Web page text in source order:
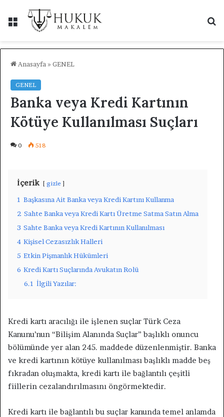
Menü
...
Anasayfa » GENEL
GENEL
Banka veya Kredi Kartının
Kötüye Kullanılması Suçları
0 518
İçerik gizle
1 Başkasına Ait Banka veya Kredi Kartını Kullanma
2 Sahte Banka veya Kredi Kartı Üretme Satma Satın Alma
3 Sahte Banka veya Kredi Kartının Kullanılması
4 Kişisel Cezasızlık Halleri
5 Etkin Pişmanlık Hükümleri
6 Kredi Kartı Suçlarında Avukatın Rolü
6.1 İlgili Yazılar:
Kredi kartı aracılığı ile işlenen suçlar Türk Ceza
Kanunu’nun “Bilişim Alanında Suçlar” başlıklı onuncu
bölümünde yer alan 245. maddede düzenlenmiştir. Banka
ve kredi kartının kötüye kullanılması başlıklı madde beş
fıkradan oluşmakta, kredi kartı ile bağlantılı çeşitli
fiillerin cezalandırılmasını öngörmektedir.
Kredi kartı ile bağlantılı bu suçlar kanunda temel anlamda